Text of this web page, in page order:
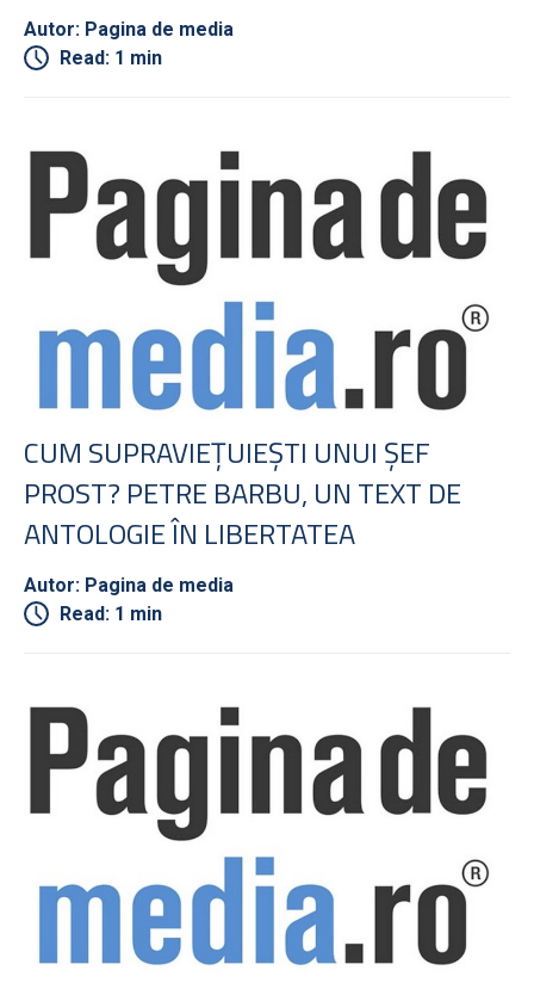
Autor: Pagina de media
Read: 1 min
CUM SUPRAVIEŢUIEŞTI UNUI ŞEF
PROST? PETRE BARBU, UN TEXT DE
ANTOLOGIE ÎN LIBERTATEA
Autor: Pagina de media
Read: 1 min